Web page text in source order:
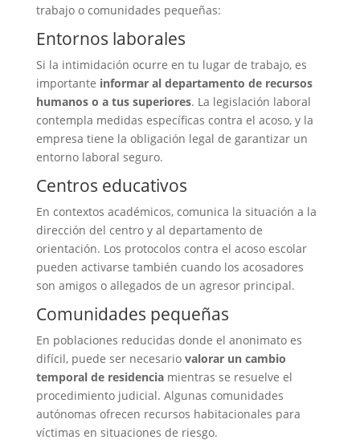
trabajo o comunidades pequeñas:
Entornos laborales
Si la intimidación ocurre en tu lugar de trabajo, es
importante informar al departamento de recursos
humanos o a tus superiores. La legislación laboral
contempla medidas específicas contra el acoso, y la
empresa tiene la obligación legal de garantizar un
entorno laboral seguro.
Centros educativos
En contextos académicos, comunica la situación a la
dirección del centro y al departamento de
orientación. Los protocolos contra el acoso escolar
pueden activarse también cuando los acosadores
son amigos o allegados de un agresor principal.
Comunidades pequeñas
En poblaciones reducidas donde el anonimato es
difícil, puede ser necesario valorar un cambio
temporal de residenciamientras se resuelve el
procedimiento judicial. Algunas comunidades
autónomas ofrecen recursos habitacionales para
víctimas en situaciones de riesgo.